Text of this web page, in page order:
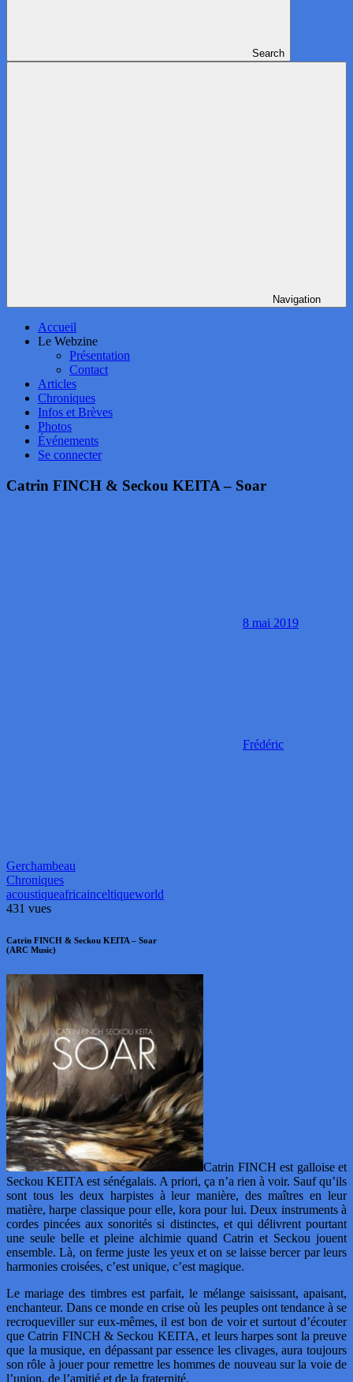
Search
Navigation
Accueil
Le Webzine
Présentation
Contact
Articles
Chroniques
Infos et Brèves
Photos
Événements
Se connecter
Catrin FINCH & Seckou KEITA – Soar
8 mai 2019
Frédéric
Gerchambeau
Chroniques
acoustiqueafricainceltiqueworld
431 vues
Catrin FINCH & Seckou KEITA – Soar
(ARC Music)
Catrin FINCH est galloise et
Seckou KEITA est sénégalais. A priori, ça n’a rien à voir. Sauf qu’ils
sont tous les deux harpistes à leur manière, des maîtres en leur
matière, harpe classique pour elle, kora pour lui. Deux instruments à
cordes pincées aux sonorités si distinctes, et qui délivrent pourtant
une seule belle et pleine alchimie quand Catrin et Seckou jouent
ensemble. Là, on ferme juste les yeux et on se laisse bercer par leurs
harmonies croisées, c’est unique, c’est magique.
Le mariage des timbres est parfait, le mélange saisissant, apaisant,
enchanteur. Dans ce monde en crise où les peuples ont tendance à se
recroqueviller sur eux-mêmes, il est bon de voir et surtout d’écouter
que Catrin FINCH & Seckou KEITA, et leurs harpes sont la preuve
que la musique, en dépassant par essence les clivages, aura toujours
son rôle à jouer pour remettre les hommes de nouveau sur la voie de
l’union, de l’amitié et de la fraternité.